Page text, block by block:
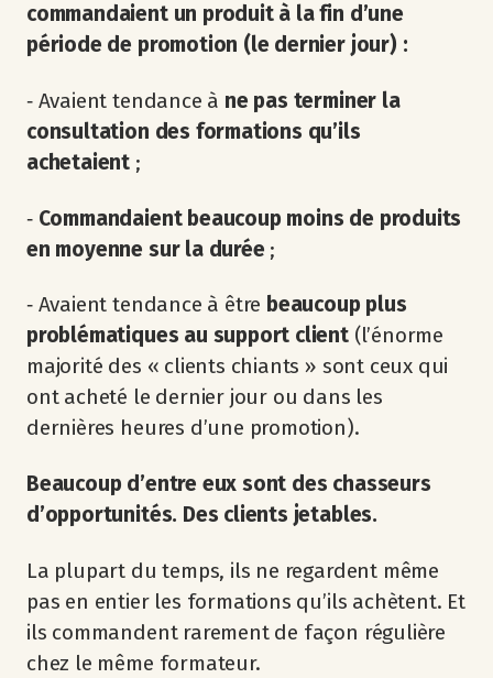
commandaient un produit à la fin d’une
période de promotion (le dernier jour) :
‐ Avaient tendance à ne pas terminer la
consultation des formations qu’ils
achetaient ;
‐ Commandaient beaucoup moins de produits
en moyenne sur la durée ;
‐ Avaient tendance à être beaucoup plus
problématiques au support client(l’énorme
majorité des « clients chiants » sont ceux qui
ont acheté le dernier jour ou dans les
dernières heures d’une promotion).
Beaucoup d’entre eux sont des chasseurs
d’opportunités. Des clients jetables.
La plupart du temps, ils ne regardent même
pas en entier les formations qu’ils achètent. Et
ils commandent rarement de façon régulière
chez le même formateur.